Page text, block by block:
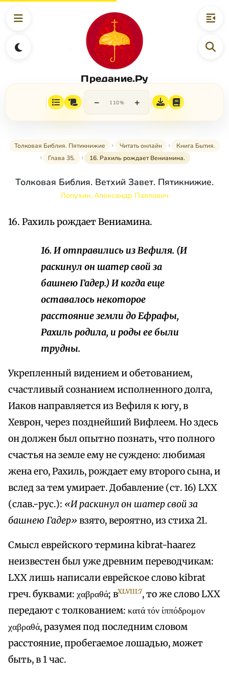
Предание.Ру
− 110% +
Толковая Библия. Пятикнижие Читать онлайн
Книга Бытия.
Глава 35.
16. Рахиль рождает Вениамина.
Толковая Библия. Ветхий Завет. Пятикнижие.
Лопухин, Александр Павлович
16. Рахиль рождает Вениамина.
16. И отправились из Вефиля. (И
раскинул он шатер свой за
башнею Гадер.) И когда еще
оставалось некоторое
расстояние земли до Ефрафы,
Рахиль родила, и роды ее были
трудны.
Укрепленный видением и обетованием,
счастливый сознанием исполненного долга,
Иаков направляется из Вефиля к югу, в
Хеврон, через позднейший Вифлеем. Но здесь
он должен был опытно познать, что полного
счастья на земле ему не суждено: любимая
жена его, Рахиль, рождает ему второго сына, и
вслед за тем умирает. Добавление (ст. 16) LXX
(слав.-рус.): «И раскинул он шатер свой за
башнею Гадер» взято, вероятно, из стиха 21.
Смысл еврейского термина kibrat-haarez
неизвестен был уже древним переводчикам:
LXX лишь написали еврейское слово kibrat
греч. буквами: χαβραθά; вXLVIII:7, то же слово LXX
передают с толкованием: κατά τόν ίππόδρομον
χαβραθά, разумея под последним словом
расстояние, пробегаемое лошадью, может
быть, в 1 час.